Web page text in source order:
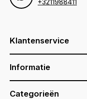
Klantenservice
Informatie
Categorieën